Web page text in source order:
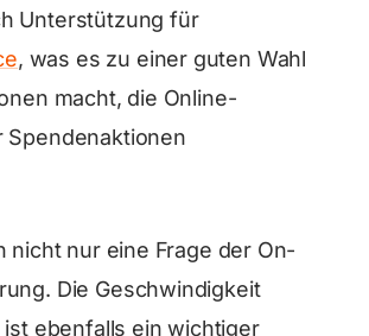
Unterstützung für
, was es zu einer guten Wahl
macht, die Online-
Spendenaktionen
nicht nur eine Frage der On-
Die Geschwindigkeit
ebenfalls ein wichtiger